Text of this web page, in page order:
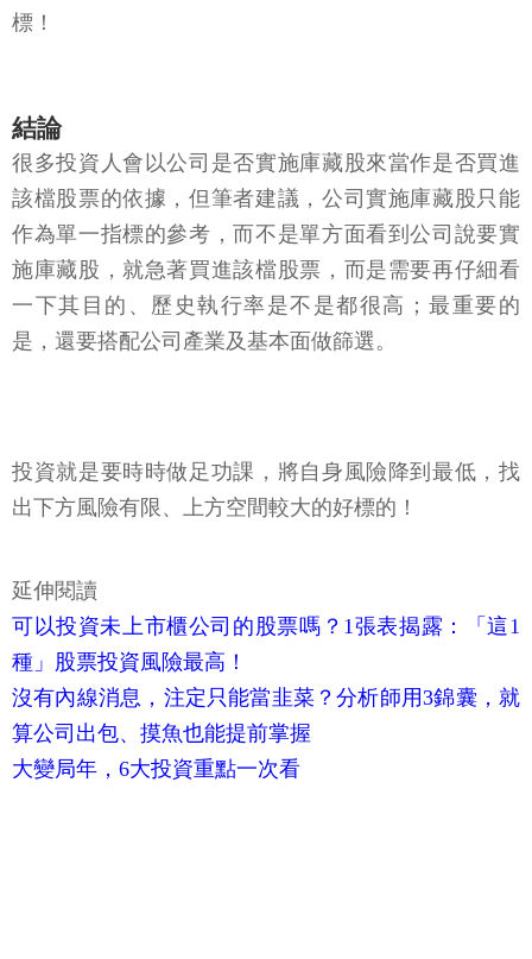
標！
結論
很多投資人會以公司是否實施庫藏股來當作是否買進
該檔股票的依據，但筆者建議，公司實施庫藏股只能
作為單一指標的參考，而不是單方面看到公司說要實
施庫藏股，就急著買進該檔股票，而是需要再仔細看
一下其目的、歷史執行率是不是都很高；最重要的
是，還要搭配公司產業及基本面做篩選。
投資就是要時時做足功課，將自身風險降到最低，找
出下方風險有限、上方空間較大的好標的！
延伸閱讀
可以投資未上市櫃公司的股票嗎？1張表揭露：「這1
種」股票投資風險最高！
沒有內線消息，注定只能當韭菜？分析師用3錦囊，就
算公司出包、摸魚也能提前掌握
大變局年，6大投資重點一次看